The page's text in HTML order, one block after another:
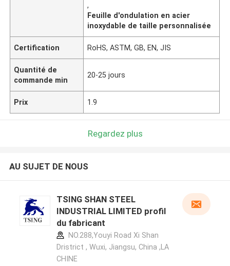
,
Feuille d'ondulation en acier
inoxydable de taille personnalisée
Certification RoHS, ASTM, GB, EN, JIS
Quantité de
commande min
20-25 jours
Prix 1.9
Regardez plus
AU SUJET DE NOUS
TSING SHAN STEEL
INDUSTRIAL LIMITED profil
du fabricant
NO.288,Youyi Road Xi Shan
Dristrict , Wuxi, Jiangsu, China ,LA
CHINE